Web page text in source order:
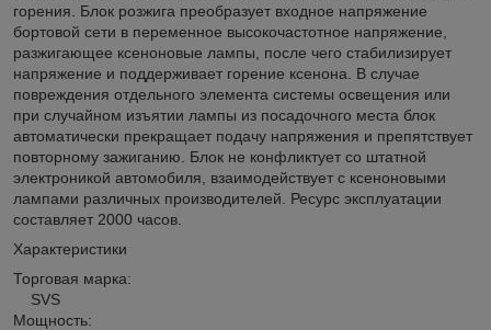
горения. Блок розжига преобразует входное напряжение
бортовой сети в переменное высокочастотное напряжение,
разжигающее ксеноновые лампы, после чего стабилизирует
напряжение и поддерживает горение ксенона. В случае
повреждения отдельного элемента системы освещения или
при случайном изъятии лампы из посадочного места блок
автоматически прекращает подачу напряжения и препятствует
повторному зажиганию. Блок не конфликтует со штатной
электроникой автомобиля, взаимодействует с ксеноновыми
лампами различных производителей. Ресурс эксплуатации
составляет 2000 часов.
Характеристики
Торговая марка:
SVS
Мощность: